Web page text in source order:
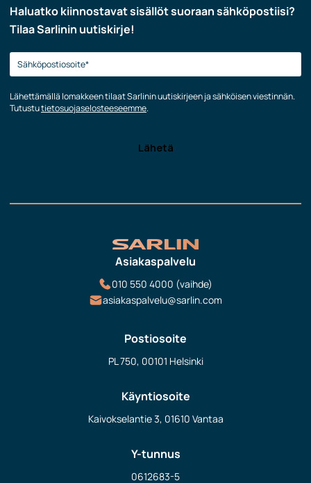
Haluatko kiinnostavat sisällöt suoraan sähköpostiisi?
Tilaa Sarlinin uutiskirje!
Lähettämällä lomakkeen tilaat Sarlinin uutiskirjeen ja sähköisen viestinnän.
Tutustutietosuojaselosteeseemme.
Asiakaspalvelu
010 550 4000 (vaihde)
asiakaspalvelu@sarlin.com
Postiosoite
PL 750, 00101 Helsinki
Käyntiosoite
Kaivokselantie 3, 01610 Vantaa
Y-tunnus
0612683-5